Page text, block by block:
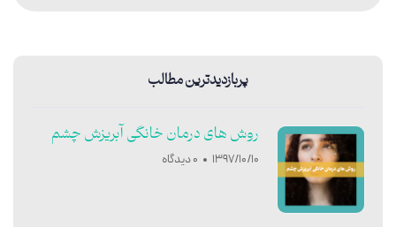
پربازدیدترین مطالب
روش های درمان خانگی آبریزش چشم
1397/10/10 0 دیدگاه